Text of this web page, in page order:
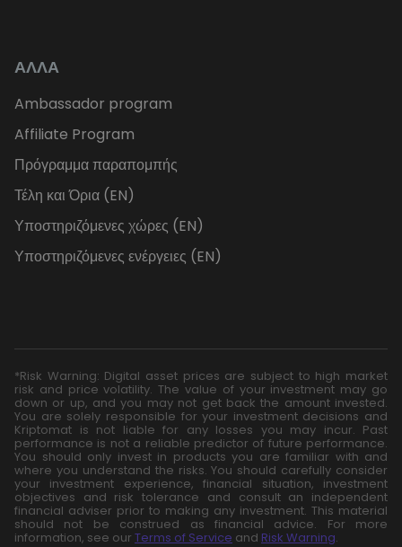
ΑΛΛΑ
Ambassador program
Affiliate Program
Πρόγραμμα παραπομπής
Τέλη και Όρια (EN)
Υποστηριζόμενες χώρες (EN)
Υποστηριζόμενες ενέργειες (EN)
*Risk Warning: Digital asset prices are subject to high market
risk and price volatility. The value of your investment may go
down or up, and you may not get back the amount invested.
You are solely responsible for your investment decisions and
Kriptomat is not liable for any losses you may incur. Past
performance is not a reliable predictor of future performance.
You should only invest in products you are familiar with and
where you understand the risks. You should carefully consider
your investment experience, financial situation, investment
objectives and risk tolerance and consult an independent
financial adviser prior to making any investment. This material
should not be construed as financial advice. For more
information, see our Terms of Service and Risk Warning.